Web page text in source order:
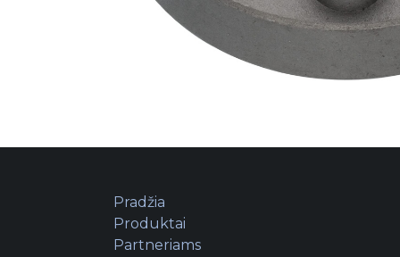
Pradžia
Produktai
Partneriams